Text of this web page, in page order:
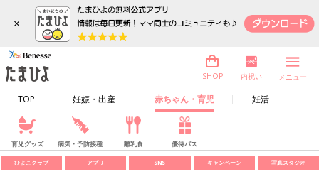
×
TOP 妊娠・出産 赤ちゃん・育児 妊活
SHOP 内祝い メニュー
育児グッズ 病気・予防接種 離乳食 優待パス
ひよこクラブ アプリ SNS キャンペーン 写真スタジオ